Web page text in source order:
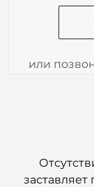
или
заставляет